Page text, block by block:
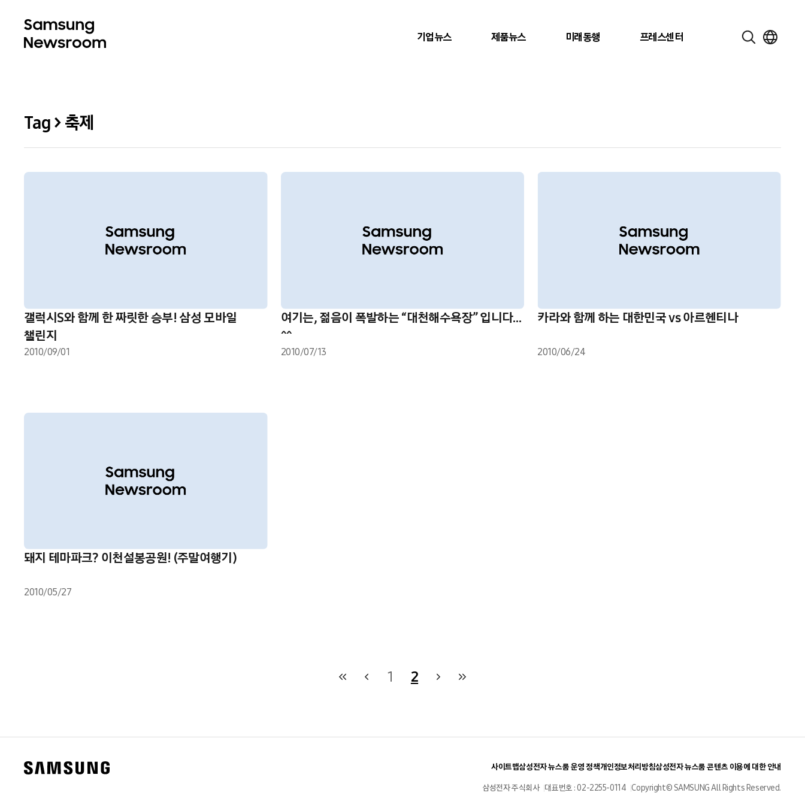
기업뉴스 제품뉴스 미래동행 프레스센터
Tag > 축제
갤럭시S와 함께 한 짜릿한 승부! 삼성 모바일
챌린지
2010/09/01
여기는, 젊음이 폭발하는 “대천해수욕장” 입니다…
^^
2010/07/13
카라와 함께 하는 대한민국 vs 아르헨티나
2010/06/24
돼지 테마파크? 이천설봉공원! (주말여행기)
2010/05/27
1 2
사이트맵삼성전자 뉴스룸 운영 정책개인정보처리방침삼성전자 뉴스룸 콘텐츠 이용에 대한 안내
삼성전자 주식회사 대표번호 : 02-2255-0114 Copyright© SAMSUNG All Rights Reserved.